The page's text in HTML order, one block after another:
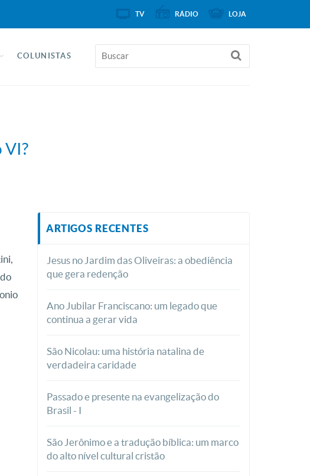
COLUNISTAS
VI?
ARTIGOS RECENTES
Jesus no Jardim das Oliveiras: a obediência
que gera redenção
Ano Jubilar Franciscano: um legado que
continua a gerar vida
São Nicolau: uma história natalina de
verdadeira caridade
Passado e presente na evangelização do
Brasil - I
São Jerônimo e a tradução bíblica: um marco
do alto nível cultural cristão
TV RÁDIO LOJA